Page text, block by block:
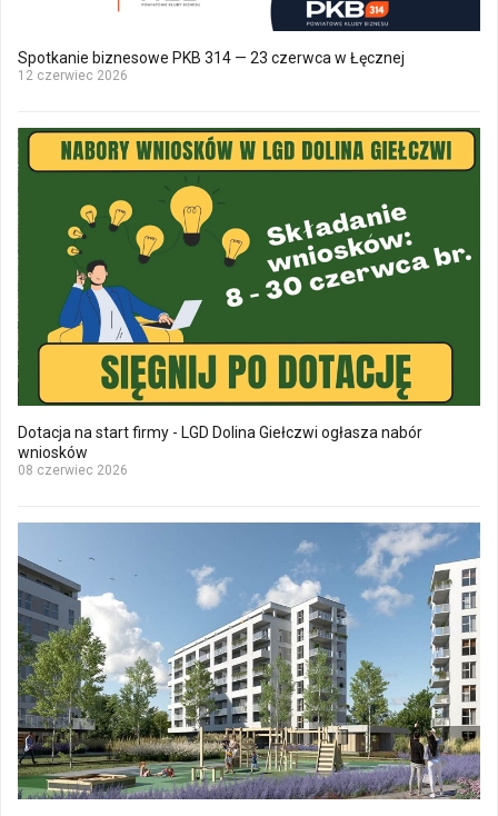
Spotkanie biznesowe PKB 314 — 23 czerwca w Łęcznej
12 czerwiec 2026
Dotacja na start firmy - LGD Dolina Giełczwi ogłasza nabór
wniosków
08 czerwiec 2026